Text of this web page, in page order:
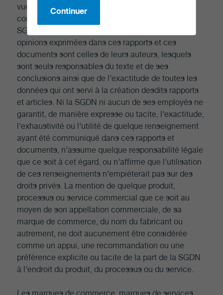
vue ou la position de la SGDN et, sauf indication
contraire, sont mis à la disposition du public par la
SGDN aux fins d’information seulement. Les
opinions exprimées dans ces rapports et ces
documents sont celles de leurs auteurs, lesquels
sont seuls responsables du texte et de ses
conclusions ainsi que de l’exactitude de toutes les
données qui ont servi à la création desdits rapports
et articles. Ni la SGDN ni aucun de ses employés ne
garantit, de manière expresse ou tacite, l’exactitude,
l’exhaustivité ou l’utilité de quelque renseignement
ayant été communiqué dans ces rapports et
documents, n’assume quelque responsabilité légale
que ce soit à cet égard, ou n’affirme que l’utilisation
de ces renseignements n’empiéterait pas sur des
droits privés. La mention de quelque produit,
processus ou service commercial que ce soit au
moyen de son appellation commerciale, de sa
marque de commerce, du nom du fabricant ou
autrement, ne doit aucunement être considérée
comme un appui, une recommandation ou une
préférence explicite ou tacite de la part de la SGDN
à l’endroit du produit, du processus ou du service.
Continuer